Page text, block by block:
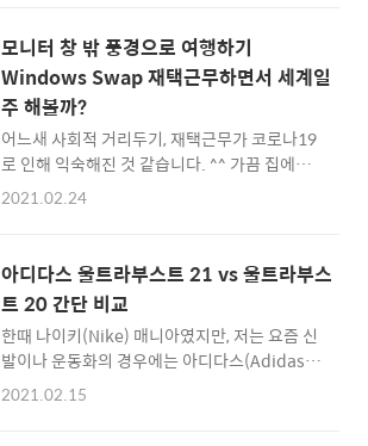
열어서 내부 구성품을 살펴보면... 위와 같이 전
용 충전기가 있고, 기본..
지와 황사 등 공기 오염을 방지하기 위해 코로나
가 발생하기 이전에도 인기 있는 스웨덴 마스크
제품이었는데요. 본래의 제품이 미세먼지로 부
터 안전하게 보호해주기 위한 5중 필터를 사용
해 각 인증기관으로부터 기능성을 받았고, 패셔
너블한 디자인 덕분에 마스크 계의 애플이라는
수식어를 가진 브랜드 입니다. 이번 신제품 에어
리넘 라이트 에어는 더 캐주얼 하게 쓰기 편해졌
막아주고 UV차단과 멋진 패션도 책임지는 신제
품입니다. 그럼 2..
모니터 창 밖 풍경으로 여행하기
Windows Swap 재택근무하면서 세계일
주 해볼까?
어느새 사회적 거리두기, 재택근무가 코로나19
로 인해 익숙해진 것 같습니다. ^^ 가끔 집에서
일을 할 때면 여행을 가고 싶다, 또는 나도 노마
전세계 다른 곳에 있는 사람들이 창밖 풍경을 영
상으로 담은 웹사이트로, 마치 컴퓨터 모니터 속
에서 세계여행을 하는 느낌을 받을 수 있는 사이
트 입니다 :: 윈도우스왑 바로가기 :: 위에 사이
트에 방문해서 'Open a new window
somewhere in the world' 버튼을 누르면 창
2021.02.24
아디다스 울트라부스트 21 vs 울트라부스
트 20 간단 비교
한때 나이키(Nike) 매니아였지만, 저는 요즘 신
발이나 운동화의 경우에는 아디다스(Adidas)
의 제품을 눈여겨 보고 있습니다. 2020년에는
2021.02.15